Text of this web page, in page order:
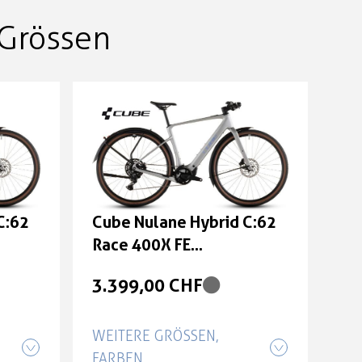
Cube Nulane Hybrid C:62
Race 400X FE
XL
3.399,00 CHF
WEITERE GRÖSSEN, F